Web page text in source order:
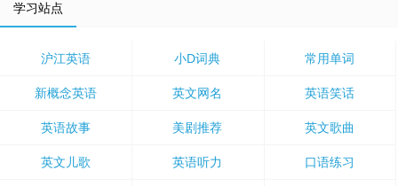
学习站点
沪江英语 小D词典 常用单词
新概念英语 英文网名 英语笑话
英语故事 美剧推荐 英文歌曲
英文儿歌 英语听力 口语练习